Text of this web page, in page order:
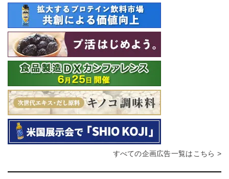
すべての企画広告一覧はこちら >